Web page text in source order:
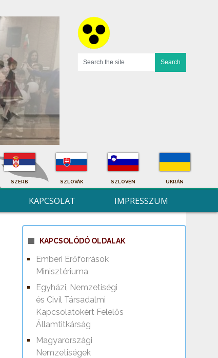
SZERB SZLOVÁK SZLOVÉN UKRÁN
KAPCSOLAT IMPRESSZUM
KAPCSOLÓDÓ OLDALAK
Emberi Erőforrások
Minisztériuma
Egyházi, Nemzetiségi
és Civil Társadalmi
Kapcsolatokért Felelős
Államtitkárság
Magyarországi
Nemzetiségek